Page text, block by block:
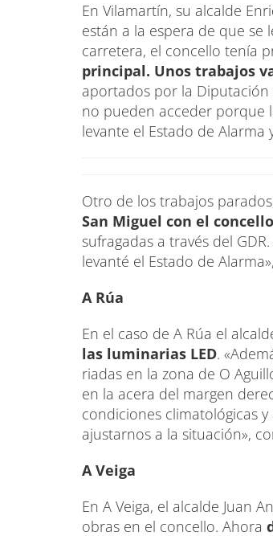
En Vilamartín, su alcalde
están a la espera de que se
carretera, el concello tenía
principal. Unos trabajos
aportados por la Diputación
no pueden acceder porque
levante el Estado de
Otro de los trabajos
San Miguel con el
sufragadas a través del
levanté el Estado de
A Rúa
En el caso de A Rúa el
las luminarias LED.
riadas en la zona de O
en la acera del margen
condiciones climatológicas
ajustarnos a la situación»,
A Veiga
En A Veiga, el alcalde Juan
obras en el concello. Ahora